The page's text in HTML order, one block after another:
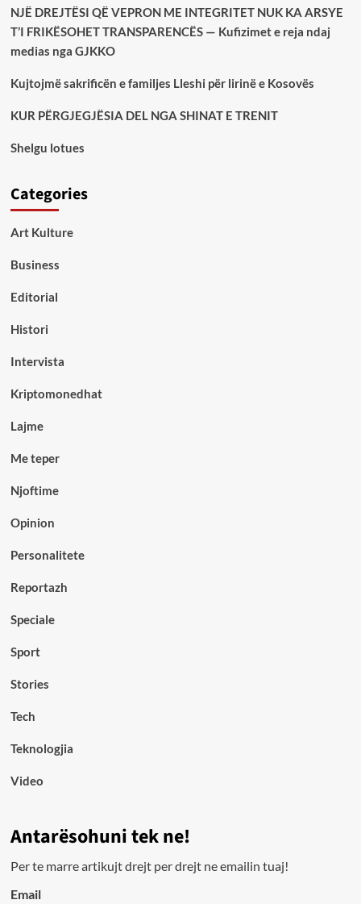
NJË DREJTËSI QË VEPRON ME INTEGRITET NUK KA ARSYE
T’I FRIKËSOHET TRANSPARENCËS — Kufizimet e reja ndaj
medias nga GJKKO
Kujtojmë sakrificën e familjes Lleshi për lirinë e Kosovës
KUR PËRGJEGJËSIA DEL NGA SHINAT E TRENIT
Shelgu lotues
Categories
Art Kulture
Business
Editorial
Histori
Intervista
Kriptomonedhat
Lajme
Me teper
Njoftime
Opinion
Personalitete
Reportazh
Speciale
Sport
Stories
Tech
Teknologjia
Video
Antarësohuni tek ne!
Per te marre artikujt drejt per drejt ne emailin tuaj!
Email